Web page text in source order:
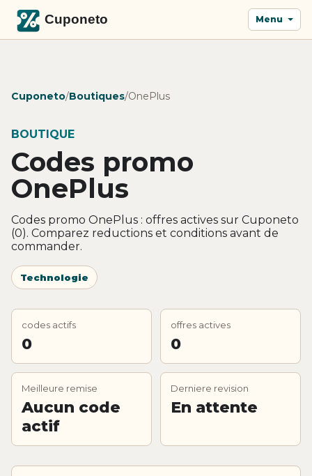
Menu
Cuponeto/Boutiques/OnePlus
BOUTIQUE
Codes promo
OnePlus
Codes promo OnePlus : offres actives sur Cuponeto
(0). Comparez reductions et conditions avant de
commander.
Technologie
codes actifs
0
offres actives
0
Meilleure remise
Aucun code
actif
Derniere revision
En attente